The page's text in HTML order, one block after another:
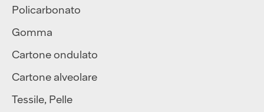
Policarbonato
Gomma
Cartone ondulato
Cartone alveolare
Tessile, Pelle